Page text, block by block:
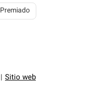
Sitio web
Premiado